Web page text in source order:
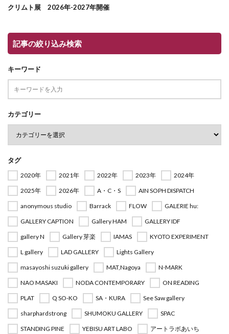
クリムト展 2026年-2027年開催
記事の絞り込み検索
キーワード
カテゴリー
タグ
2020年 2021年 2022年 2023年
2024年
2025年
2026年 A・C・S
AIN SOPH DISPATCH
anonymous studio
Barrack FLOW
GALERIE hu:
GALLERY CAPTION
Gallery HAM
GALLERY IDF
gallery N
Gallery 芽楽 IAMAS
KYOTO EXPERIMENT
L gallery
LAD GALLERY
Lights Gallery
masayoshi suzuki gallery
MAT,Nagoya
N-MARK
NAO MASAKI
NODA CONTEMPORARY
ON READING
PLAT
Q SO-KO SA・KURA
See Saw gallery
sharphardstrong
SHUMOKU GALLERY
SPAC
STANDING PINE
YEBISU ART LABO
アートラボあいち